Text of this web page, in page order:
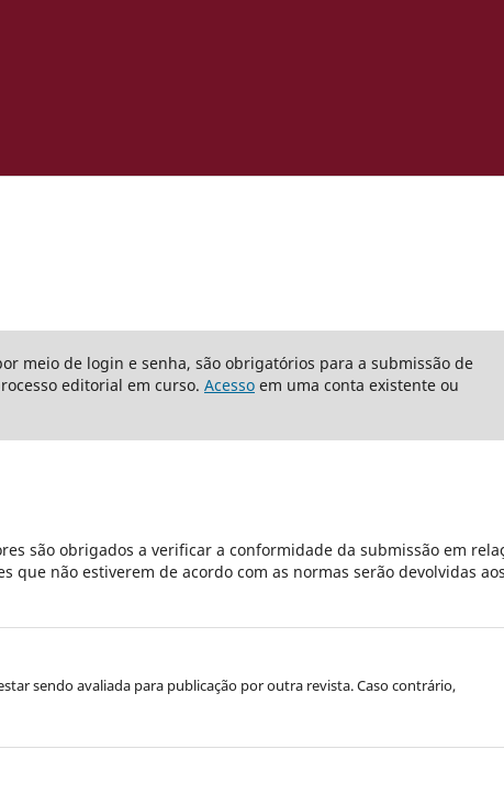
meio de login e senha, são obrigatórios para a submissão de
editorial em curso. Acesso em uma conta existente ou
são obrigados a verificar a conformidade da submissão em
que não estiverem de acordo com as normas serão devolvidas aos
sendo avaliada para publicação por outra revista.Caso contrário,